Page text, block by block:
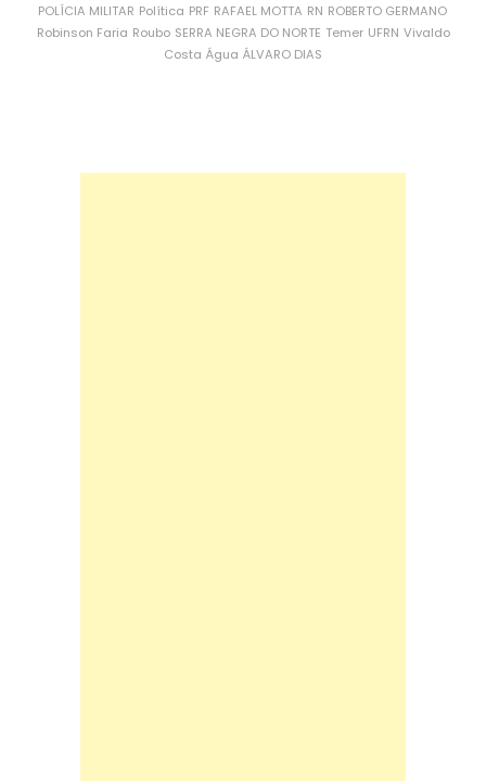
POLÍCIA MILITAR Política PRF RAFAEL MOTTA RN ROBERTO GERMANO
Robinson Faria Roubo SERRA NEGRA DO NORTE Temer UFRN Vivaldo
Costa Água ÁLVARO DIAS